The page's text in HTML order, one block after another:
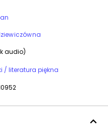
audio)
/ literatura piękna